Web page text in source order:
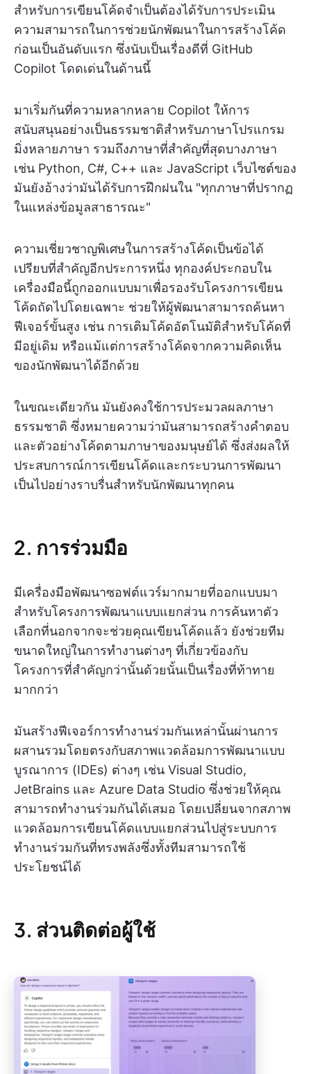
สำหรับการเขียนโค้ดจำเป็นต้องได้รับการประเมิน
ความสามารถในการช่วยนักพัฒนาในการสร้างโค้ด
ก่อนเป็นอันดับแรก ซึ่งนับเป็นเรื่องดีที่ GitHub
Copilot โดดเด่นในด้านนี้
มาเริ่มกันที่ความหลากหลาย Copilot ให้การ
สนับสนุนอย่างเป็นธรรมชาติสำหรับภาษาโปรแกรม
มิ่งหลายภาษา รวมถึงภาษาที่สำคัญที่สุดบางภาษา
เช่น Python, C#, C++ และ JavaScript เว็บไซต์ของ
มันยังอ้างว่ามันได้รับการฝึกฝนใน "ทุกภาษาที่ปรากฏ
ในแหล่งข้อมูลสาธารณะ"
ความเชี่ยวชาญพิเศษในการสร้างโค้ดเป็นข้อได้
เปรียบที่สำคัญอีกประการหนึ่ง ทุกองค์ประกอบใน
เครื่องมือนี้ถูกออกแบบมาเพื่อรองรับโครงการเขียน
โค้ดถัดไปโดยเฉพาะ ช่วยให้ผู้พัฒนาสามารถค้นหา
ฟีเจอร์ขั้นสูง เช่น การเติมโค้ดอัตโนมัติสำหรับโค้ดที่
มีอยู่เดิม หรือแม้แต่การสร้างโค้ดจากความคิดเห็น
ของนักพัฒนาได้อีกด้วย
ในขณะเดียวกัน มันยังคงใช้การประมวลผลภาษา
ธรรมชาติ ซึ่งหมายความว่ามันสามารถสร้างคำตอบ
และตัวอย่างโค้ดตามภาษาของมนุษย์ได้ ซึ่งส่งผลให้
ประสบการณ์การเขียนโค้ดและกระบวนการพัฒนา
เป็นไปอย่างราบรื่นสำหรับนักพัฒนาทุกคน
2. การร่วมมือ
มีเครื่องมือพัฒนาซอฟต์แวร์มากมายที่ออกแบบมา
สำหรับโครงการพัฒนาแบบแยกส่วน การค้นหาตัว
เลือกที่นอกจากจะช่วยคุณเขียนโค้ดแล้ว ยังช่วยทีม
ขนาดใหญ่ในการทำงานต่างๆ ที่เกี่ยวข้องกับ
โครงการที่สำคัญกว่านั้นด้วยนั้นเป็นเรื่องที่ท้าทาย
มากกว่า
มันสร้างฟีเจอร์การทำงานร่วมกันเหล่านั้นผ่านการ
ผสานรวมโดยตรงกับสภาพแวดล้อมการพัฒนาแบบ
บูรณาการ (IDEs) ต่างๆ เช่น Visual Studio,
JetBrains และ Azure Data Studio ซึ่งช่วยให้คุณ
สามารถทำงานร่วมกันได้เสมอ โดยเปลี่ยนจากสภาพ
แวดล้อมการเขียนโค้ดแบบแยกส่วนไปสู่ระบบการ
ทำงานร่วมกันที่ทรงพลังซึ่งทั้งทีมสามารถใช้
ประโยชน์ได้
3. ส่วนติดต่อผู้ใช้